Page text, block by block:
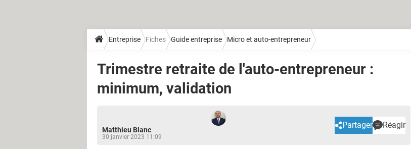
Entreprise Fiches Guide entreprise Micro et auto-entrepreneur
Trimestre retraite de l'auto-entrepreneur :
minimum, validation
Matthieu Blanc
30 janvier 2023 11:09
Partager Réagir